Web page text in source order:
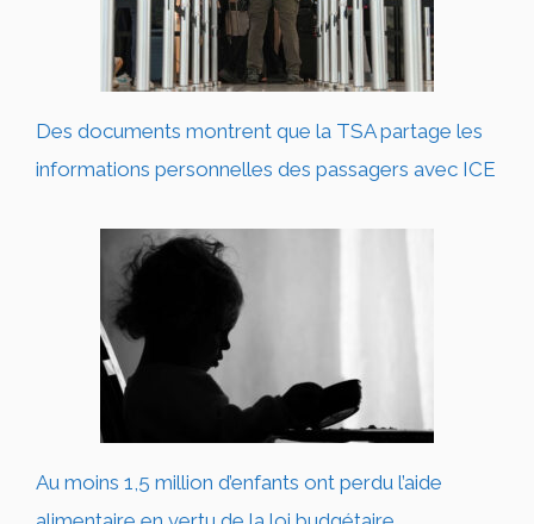
Des documents montrent que la TSA partage les
informations personnelles des passagers avec ICE
Au moins 1,5 million d’enfants ont perdu l’aide